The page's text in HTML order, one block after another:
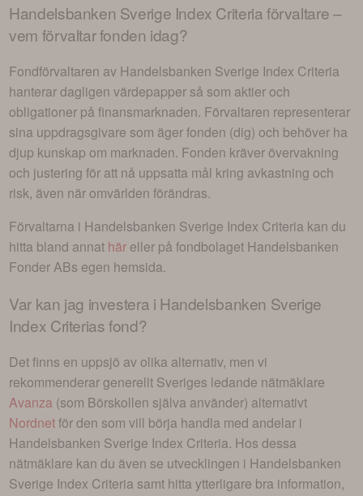
Handelsbanken Sverige Index Criteriaförvaltare –
vem förvaltar fonden idag?
Fondförvaltaren av Handelsbanken Sverige Index Criteria
hanterar dagligen värdepapper så som aktier och
obligationer på finansmarknaden. Förvaltaren representerar
sina uppdragsgivare som äger fonden (dig) och behöver ha
djup kunskap om marknaden. Fonden kräver övervakning
och justering för att nå uppsatta mål kring avkastning och
risk, även när omvärlden förändras.
Förvaltarna i Handelsbanken Sverige Index Criteria kan du
hitta bland annat här eller på fondbolaget Handelsbanken
Fonder ABs egen hemsida.
Var kan jag investera i Handelsbanken Sverige
Index Criterias fond?
Det finns en uppsjö av olika alternativ, men vi
rekommenderar generellt Sveriges ledande nätmäklare
Avanza (som Börskollen själva använder) alternativt
Nordnetför den som vill börja handla med andelar i
Handelsbanken Sverige Index Criteria. Hos dessa
nätmäklare kan du även se utvecklingen i Handelsbanken
Sverige Index Criteria samt hitta ytterligare bra information,